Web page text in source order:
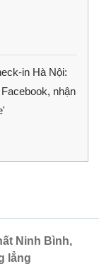
in Hà Nội:
nhận
Ninh Bình,
lẳng